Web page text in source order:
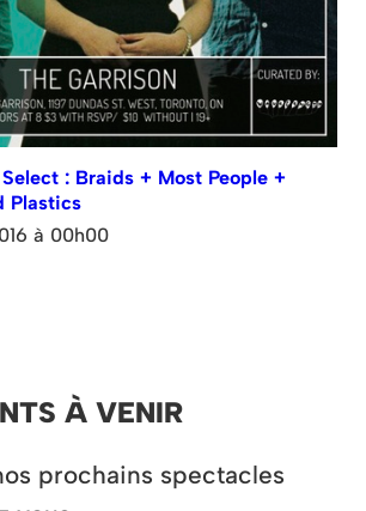
: Braids + Most People +
Plastics
à 00h00
À VENIR
prochains spectacles